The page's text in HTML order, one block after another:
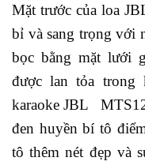
Mặt trước của loa
bỉ và sang trọng với
bọc bằng mặt lưới
được lan tỏa trong
karaoke JBL
đen huyền bí tô
tô thêm nét đẹp và